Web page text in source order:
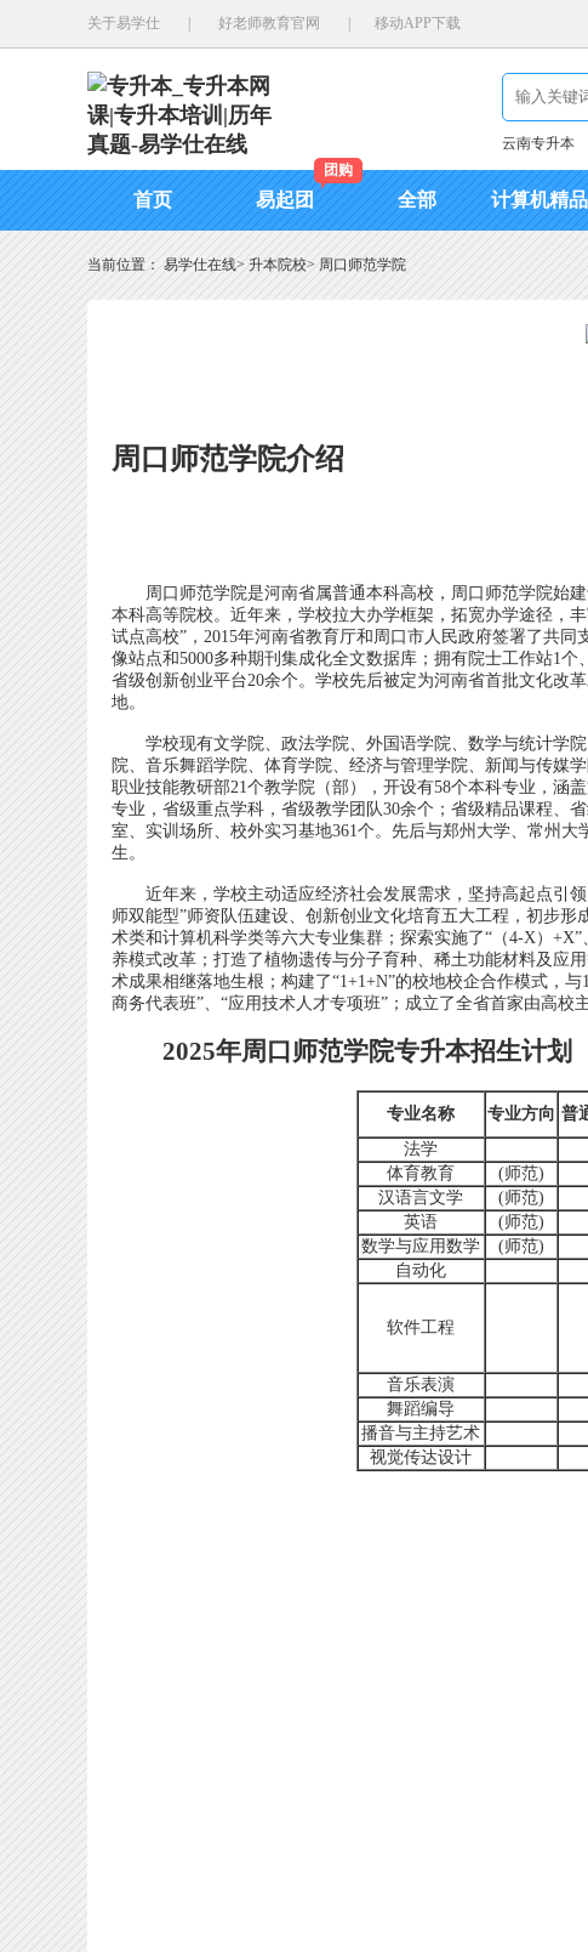
关于易学仕 好老师教育官网 移动APP下载
云南专升本
首页 易起团
团购
全部 计算机精
当前位置： 易学仕在线> 升本院校> 周口师范学院
周口师范学院介绍
周口师范学院是河南省属普通本科高校，周口师范学院始建
本科高等院校。近年来，学校拉大办学框架，拓宽办学途径，
试点高校”，2015年河南省教育厅和周口市人民政府签署了共
像站点和5000多种期刊集成化全文数据库；拥有院士工作站1
省级创新创业平台20余个。学校先后被定为河南省首批文化改
地。
学校现有文学院、政法学院、外国语学院、数学与统计学院
院、音乐舞蹈学院、体育学院、经济与管理学院、新闻与传媒
职业技能教研部21个教学院（部），开设有58个本科专业，涵
专业，省级重点学科，省级教学团队30余个；省级精品课程、
室、实训场所、校外实习基地361个。先后与郑州大学、常州
生。
近年来，学校主动适应经济社会发展需求，坚持高起点引领
师双能型”师资队伍建设、创新创业文化培育五大工程，初步
术类和计算机科学类等六大专业集群；探索实施了“（4-X）
养模式改革；打造了植物遗传与分子育种、稀土功能材料及应
术成果相继落地生根；构建了“1+1+N”的校地校企合作模式，
商务代表班”、“应用技术人才专项班”；成立了全省首家由高
2025年周口师范学院专升本招生计划
专业名称 专业方向 普
法学
体育教育
(师范)
汉语言文学
(师范)
英语
(师范)
数学与应用数学
(师范)
自动化
软件工程
音乐表演
舞蹈编导
播音与主持艺术
视觉传达设计